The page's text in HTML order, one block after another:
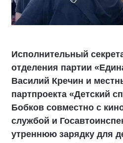
Исполнительный
отделения партии
Василий Кречин и
партпроекта «Детский
Бобков совместно с
службой и
утреннюю зарядку для